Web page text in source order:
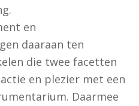
en
daaraan ten
die twee facetten
en plezier met een
Daarmee